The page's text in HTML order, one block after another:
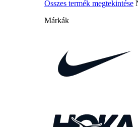
Összes termék megtekintése
Márkák